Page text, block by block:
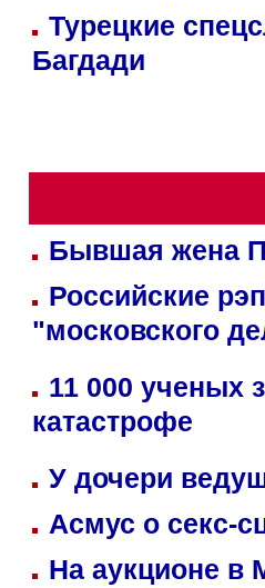
Турецкие
Багдади
Бывшая жена
Российские
"московского
11 000 ученых
катастрофе
У дочери
Асмус о секс-
На аукционе в